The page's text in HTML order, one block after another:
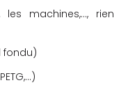
les machines,…, rien
fondu)